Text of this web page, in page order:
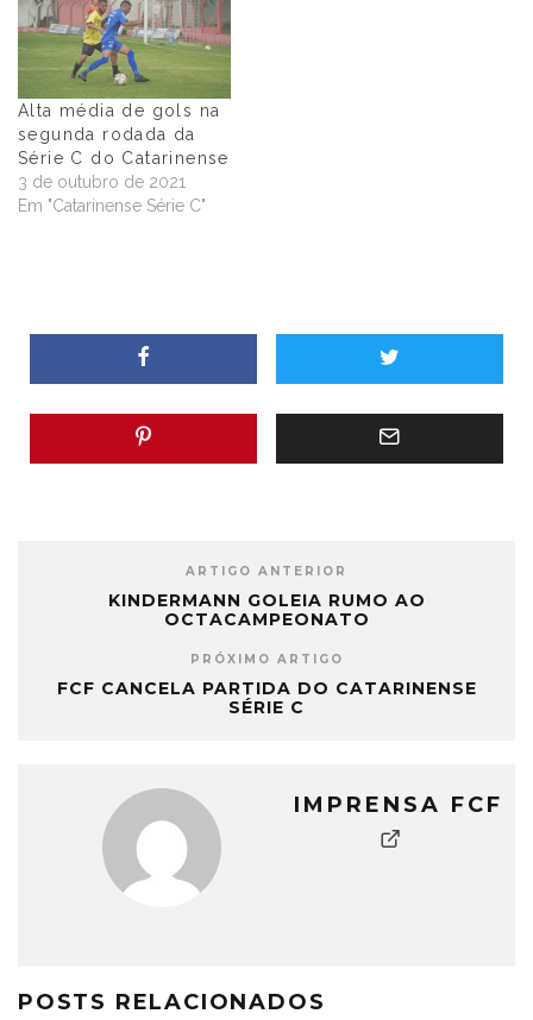
Alta média de gols na
segunda rodada da
Série C do Catarinense
3 de outubro de 2021
Em "Catarinense Série C"
ARTIGO ANTERIOR
KINDERMANN GOLEIA RUMO AO
OCTACAMPEONATO
PRÓXIMO ARTIGO
FCF CANCELA PARTIDA DO CATARINENSE
SÉRIE C
IMPRENSA FCF
POSTS RELACIONADOS